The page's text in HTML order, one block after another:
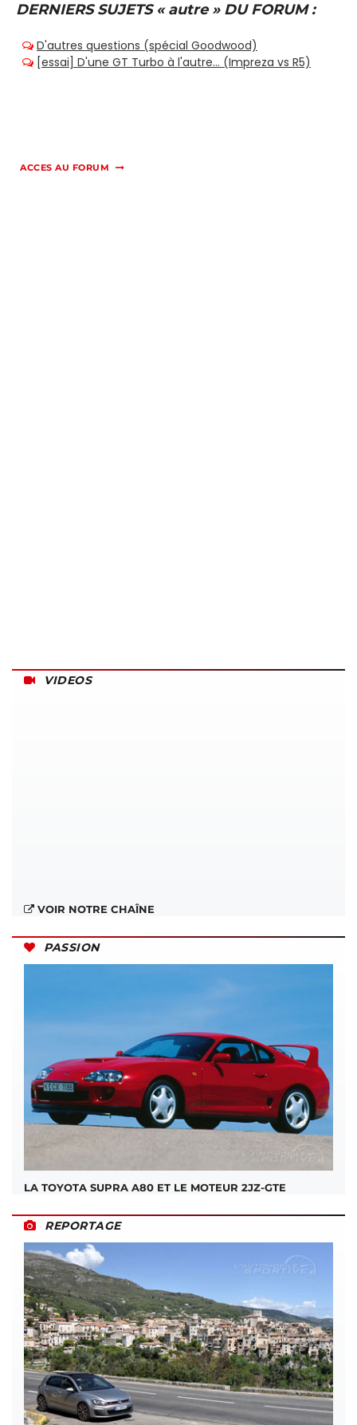
DERNIERS SUJETS « autre » DU FORUM :
ACCES AU FORUM
VIDEOS
VOIR NOTRE CHAÎNE
PASSION
LA TOYOTA SUPRA A80 ET LE MOTEUR 2JZ-GTE
REPORTAGE